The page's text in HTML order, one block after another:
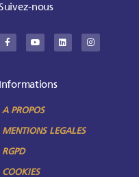
nous
Informations
A PROPOS
MENTIONS LEGALES
RGPD
COOKIES